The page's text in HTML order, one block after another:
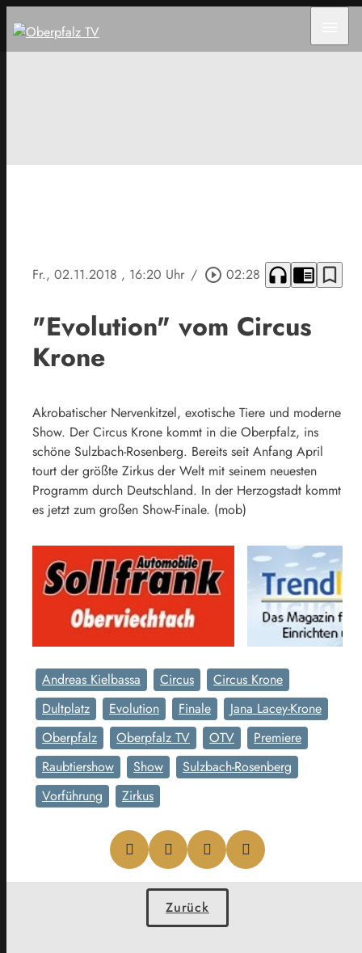
Fr., 02.11.2018 , 16:20 Uhr / play_circle_outline 02:28 headphones chrome_reader_mode bookmark_border
"Evolution" vom Circus
Krone
Akrobatischer Nervenkitzel, exotische Tiere und moderne
Show. Der Circus Krone kommt in die Oberpfalz, ins
schöne Sulzbach-Rosenberg. Bereits seit Anfang April
tourt der größte Zirkus der Welt mit seinem neuesten
Programm durch Deutschland. In der Herzogstadt kommt
es jetzt zum großen Show-Finale. (mob)
Andreas Kielbassa Circus
Circus Krone
Dultplatz
Evolution Finale
Jana Lacey-Krone
Oberpfalz
Oberpfalz TV OTV
Premiere
Raubtiershow
Show
Sulzbach-Rosenberg
Vorführung
Zirkus
Zurück